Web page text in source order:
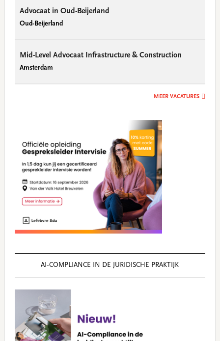
Advocaat in Oud-Beijerland
Oud-Beijerland
Mid-Level Advocaat Infrastructure & Construction
Amsterdam
MEER VACATURES
AI‑COMPLIANCE IN DE JURIDISCHE PRAKTIJK